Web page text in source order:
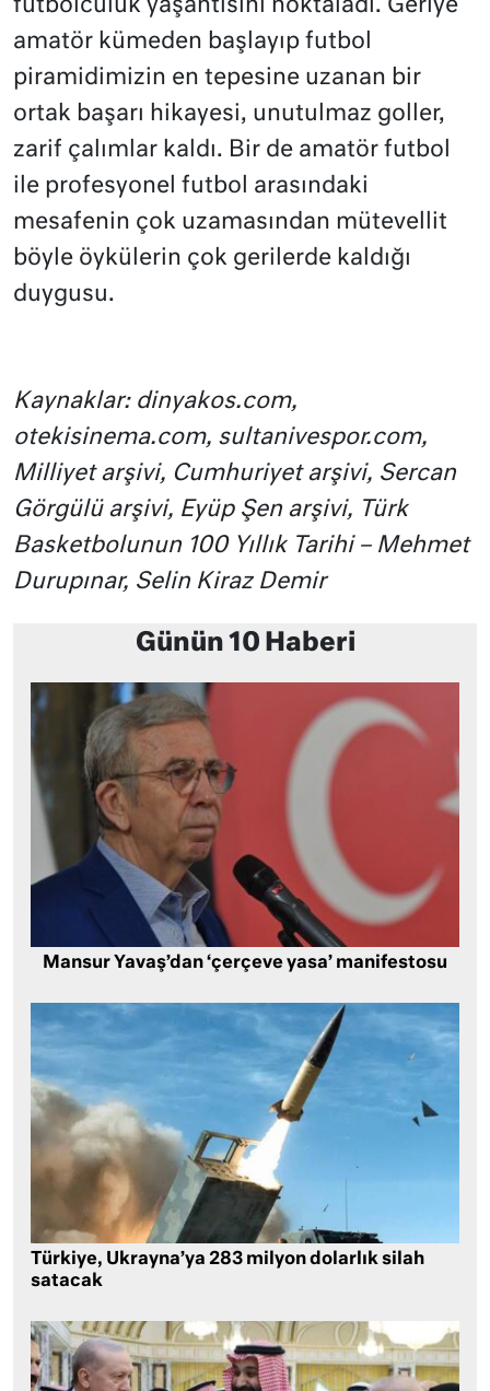
futbolculuk yaşantısını noktaladı. Geriye
amatör kümeden başlayıp futbol
piramidimizin en tepesine uzanan bir
ortak başarı hikayesi, unutulmaz goller,
zarif çalımlar kaldı. Bir de amatör futbol
ile profesyonel futbol arasındaki
mesafenin çok uzamasından mütevellit
böyle öykülerin çok gerilerde kaldığı
duygusu.
Kaynaklar: dinyakos.com,
otekisinema.com, sultanivespor.com,
Milliyet arşivi, Cumhuriyet arşivi, Sercan
Görgülü arşivi, Eyüp Şen arşivi, Türk
Basketbolunun 100 Yıllık Tarihi – Mehmet
Durupınar, Selin Kiraz Demir
Günün 10 Haberi
Mansur Yavaş’dan ‘çerçeve yasa’ manifestosu
Türkiye, Ukrayna’ya 283 milyon dolarlık silah
satacak